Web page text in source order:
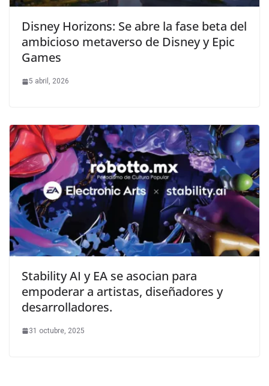
Disney Horizons: Se abre la fase beta del
ambicioso metaverso de Disney y Epic
Games
5 abril, 2026
Stability AI y EA se asocian para
empoderar a artistas, diseñadores y
desarrolladores.
31 octubre, 2025